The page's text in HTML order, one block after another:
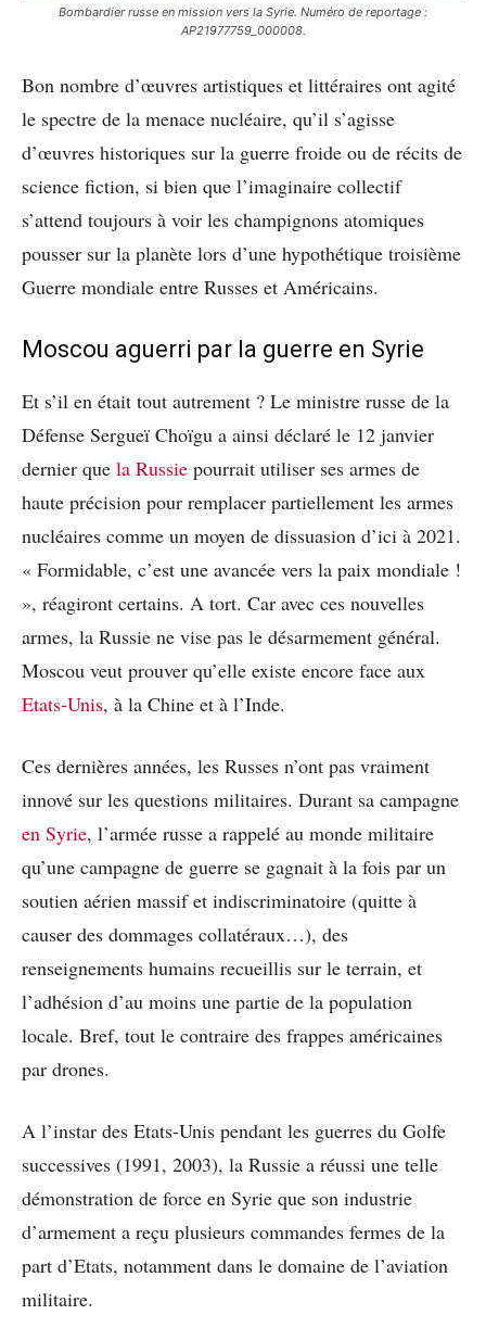
Bombardier russe en mission vers la Syrie. Numéro de reportage :
AP21977759_000008.
Bon nombre d’œuvres artistiques et littéraires ont agité
le spectre de la menace nucléaire, qu’il s’agisse
d’œuvres historiques sur la guerre froide ou de récits de
science fiction, si bien que l’imaginaire collectif
s’attend toujours à voir les champignons atomiques
pousser sur la planète lors d’une hypothétique troisième
Guerre mondiale entre Russes et Américains.
Moscou aguerri par la guerre en Syrie
Et s’il en était tout autrement ? Le ministre russe de la
Défense Sergueï Choïgu a ainsi déclaré le 12 janvier
dernier que la Russie pourrait utiliser ses armes de
haute précision pour remplacer partiellement les armes
nucléaires comme un moyen de dissuasion d’ici à 2021.
« Formidable, c’est une avancée vers la paix mondiale !
», réagiront certains. A tort. Car avec ces nouvelles
armes, la Russie ne vise pas le désarmement général.
Moscou veut prouver qu’elle existe encore face aux
Etats-Unis, à la Chine et à l’Inde.
Ces dernières années, les Russes n’ont pas vraiment
innové sur les questions militaires. Durant sa campagne
en Syrie, l’armée russe a rappelé au monde militaire
qu’une campagne de guerre se gagnait à la fois par un
soutien aérien massif et indiscriminatoire (quitte à
causer des dommages collatéraux…), des
renseignements humains recueillis sur le terrain, et
l’adhésion d’au moins une partie de la population
locale. Bref, tout le contraire des frappes américaines
par drones.
A l’instar des Etats-Unis pendant les guerres du Golfe
successives (1991, 2003), la Russie a réussi une telle
démonstration de force en Syrie que son industrie
d’armement a reçu plusieurs commandes fermes de la
part d’Etats, notamment dans le domaine de l’aviation
militaire.